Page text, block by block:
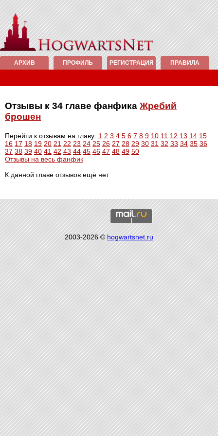
АРХИВ ПРОФИЛЬ РЕГИСТРАЦИЯ ПРАВИЛА
Отзывы к 34 главе фанфика Жребий
брошен
Перейти к отзывам на главу: 1 2 3 4 5 6 7 8 9 10 11 12 13 14 15
16 17 18 19 20 21 22 23 24 25 26 27 28 29 30 31 32 33 34 35 36
37 38 39 40 41 42 43 44 45 46 47 48 49 50
Отзывы на весь фанфик
К данной главе отзывов ещё нет
2003-2026 ©hogwartsnet.ru